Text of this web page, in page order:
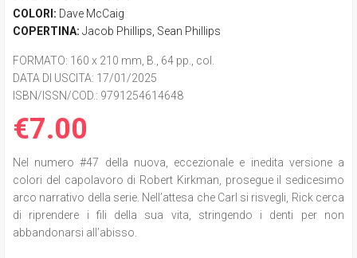
COLORI: Dave McCaig
COPERTINA: Jacob Phillips Sean Phillips
FORMATO: 160 x 210 mm, B., 64 pp., col.
DATA DI USCITA: 17/01/2025
ISBN/ISSN/COD.: 9791254614648
€7.00
Nel numero #47 della nuova, eccezionale e inedita versione a
colori del capolavoro di Robert Kirkman, prosegue il sedicesimo
arco narrativo della serie. Nell’attesa che Carl si risvegli, Rick cerca
di riprendere i fili della sua vita, stringendo i denti per non
abbandonarsi all’abisso.